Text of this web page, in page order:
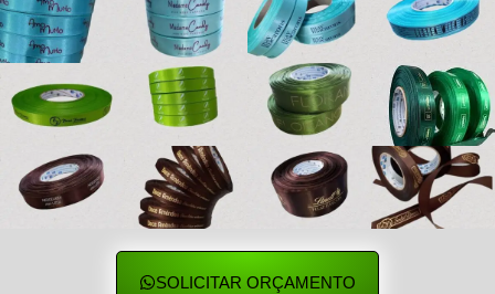
SOLICITAR ORÇAMENTO